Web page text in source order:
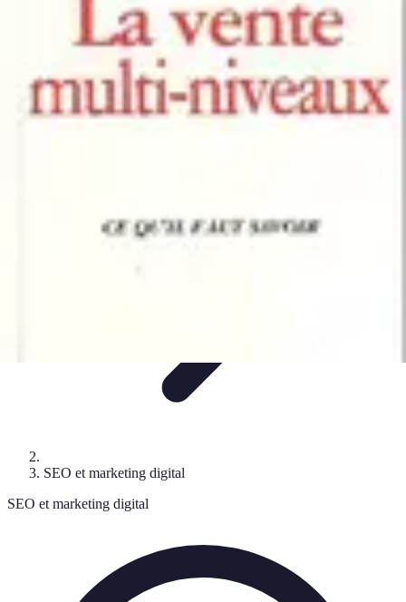
Ecommerçants France
Fidélisation et expérience clientService Client
Stratégies
Plateformes e-commerce Stratégies e-commerce
Ecommerçants France
SEO et marketing digital
SEO et marketing digital